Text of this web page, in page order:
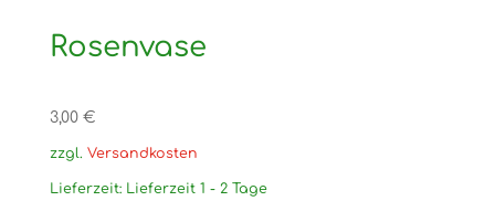
Rosenvase
3,00 €
zzgl. Versandkosten
Lieferzeit: Lieferzeit 1 - 2 Tage